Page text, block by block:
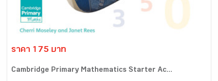
ราคา 175 บาท
Cambridge Primary Mathematics Starter Ac...